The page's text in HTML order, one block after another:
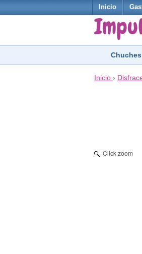
Inicio
Chuches
Inicio ›
Click zoom